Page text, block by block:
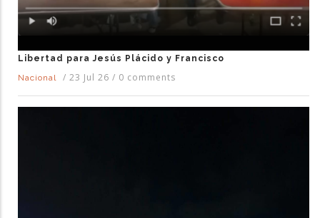
Libertad para Jesús Plácido y Francisco
Nacional
/ 23 Jul 26 / 0 comments